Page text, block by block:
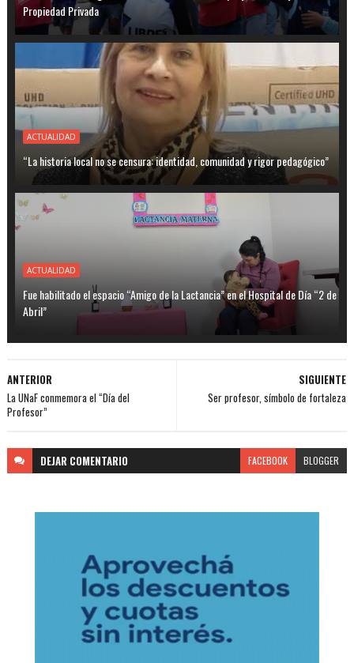
Propiedad Privada
ACTUALIDAD
“La historia local no se censura: identidad, comunidad y rigor pedagógico”
ACTUALIDAD
Fue habilitado el espacio “Amigo de la Lactancia” en el Hospital de Día “2 de
Abril”
SIGUIENTE
Ser profesor, símbolo de fortaleza
ANTERIOR
La UNaF conmemora el “Día del
Profesor”
DEJAR COMENTARIO FACEBOOK BLOGGER